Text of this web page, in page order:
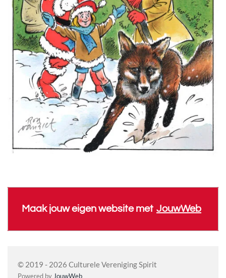
Maak jouw eigen website met JouwWeb
© 2019 - 2026 Culturele Vereniging Spirit
Powered by JouwWeb